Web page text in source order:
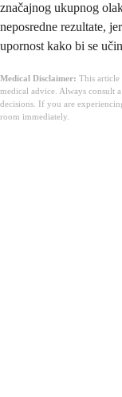
značajnog ukupnog
neposredne rezultate,
upornost kako bi se
Medical Disclaimer: This article
medical advice. Always consult
decisions. If you are
room immediately.